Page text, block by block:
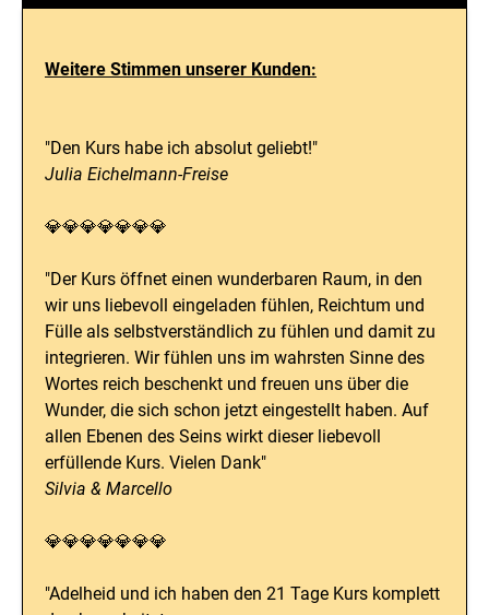
Weitere Stimmen unserer Kunden:
"Den Kurs habe ich absolut geliebt!"
Julia Eichelmann-Freise
💎💎💎💎💎💎💎
"Der Kurs öffnet einen wunderbaren Raum, in den
wir uns liebevoll eingeladen fühlen, Reichtum und
Fülle als selbstverständlich zu fühlen und damit zu
integrieren. Wir fühlen uns im wahrsten Sinne des
Wortes reich beschenkt und freuen uns über die
Wunder, die sich schon jetzt eingestellt haben. Auf
allen Ebenen des Seins wirkt dieser liebevoll
erfüllende Kurs. Vielen Dank"
Silvia & Marcello
💎💎💎💎💎💎💎
"Adelheid und ich haben den 21 Tage Kurs komplett